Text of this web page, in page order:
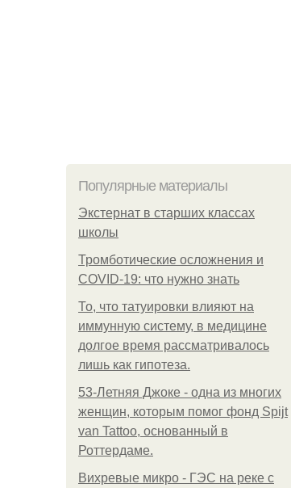
Популярные материалы
Экстернат в старших классах
школы
Тромботические осложнения и
COVID-19: что нужно знать
То, что татуировки влияют на
иммунную систему, в медицине
долгое время рассматривалось
лишь как гипотеза.
53-Летняя Джоке - одна из многих
женщин, которым помог фонд Spijt
van Tattoo, основанный в
Роттердаме.
Вихревые микро - ГЭС на реке с